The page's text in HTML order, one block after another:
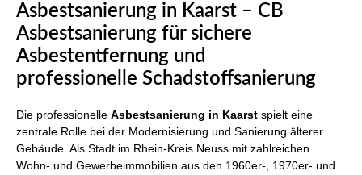
Asbestsanierung in Kaarst – CB
Asbestsanierung für sichere
Asbestentfernung und
professionelle Schadstoffsanierung
Die professionelle Asbestsanierung in Kaarst spielt eine
zentrale Rolle bei der Modernisierung und Sanierung älterer
Gebäude. Als Stadt im Rhein-Kreis Neuss mit zahlreichen
Wohn- und Gewerbeimmobilien aus den 1960er-, 1970er- und